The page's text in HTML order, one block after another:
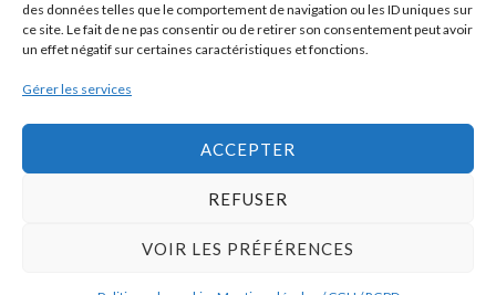
des données telles que le comportement de navigation ou les ID uniques sur
ce site. Le fait de ne pas consentir ou de retirer son consentement peut avoir
un effet négatif sur certaines caractéristiques et fonctions.
Gérer les services
ACCEPTER
REFUSER
VOIR LES PRÉFÉRENCES
© 2026Home Fashion News
Politique de cookies (UE)
Mentions légales / CGU / RGPD